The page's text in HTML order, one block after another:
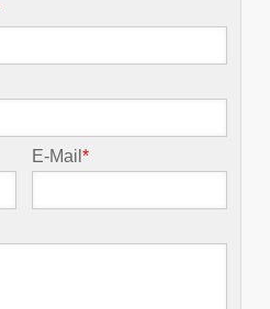
E-Mail*